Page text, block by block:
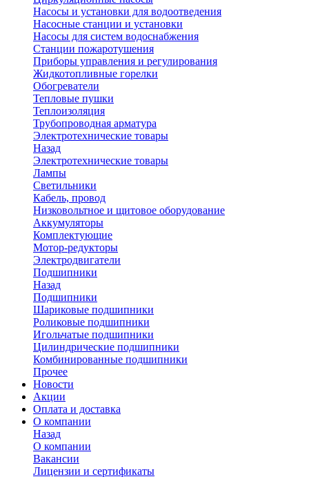
Насосы и установки для водоотведения
Насосные станции и установки
Насосы для систем водоснабжения
Станции пожаротушения
Приборы управления и регулирования
Жидкотопливные горелки
Обогреватели
Тепловые пушки
Теплоизоляция
Трубопроводная арматура
Электротехнические товары
Назад
Электротехнические товары
Лампы
Светильники
Кабель, провод
Низковольтное и щитовое оборудование
Аккумуляторы
Комплектующие
Мотор-редукторы
Электродвигатели
Подшипники
Назад
Подшипники
Шариковые подшипники
Роликовые подшипники
Игольчатые подшипники
Цилиндрические подшипники
Комбинированные подшипники
Прочее
Новости
Акции
Оплата и доставка
О компании
Назад
О компании
Вакансии
Лицензии и сертификаты